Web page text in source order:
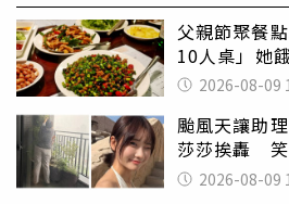
父親節聚餐
10人桌」她
店家看笑話
2026-08-09
颱風天讓助
莎莎挨轟 笑
2026-08-09